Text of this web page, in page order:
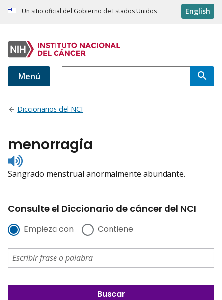
Un sitio oficial del Gobierno de Estados Unidos English
Menú
Diccionarios del NCI
menorragia
Listen
to
pronunciation
Sangrado menstrual anormalmente abundante.
Consulte el Diccionario de cáncer del NCI
Empieza con Contiene